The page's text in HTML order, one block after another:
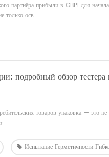
партнёра прибыли в GBPI для
только осв...
подробный обзор
товаров упаковка — это
Испытание Герметичности